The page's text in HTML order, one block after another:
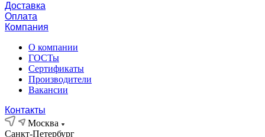
Доставка
Оплата
Компания
О компании
ГОСТы
Сертификаты
Производители
Вакансии
Контакты
Москва
Санкт-Петербург